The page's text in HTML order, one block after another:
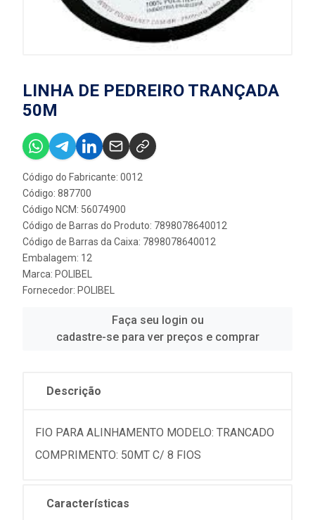
LINHA DE PEDREIRO TRANÇADA
50M
Código do Fabricante: 0012
Código: 887700
Código NCM: 56074900
Código de Barras do Produto: 7898078640012
Código de Barras da Caixa: 7898078640012
Embalagem: 12
Marca: POLIBEL
Fornecedor: POLIBEL
Faça seu login ou
cadastre-se para ver preços e comprar
Descrição
FIO PARA ALINHAMENTO MODELO: TRANCADO
COMPRIMENTO: 50MT C/ 8 FIOS
Características